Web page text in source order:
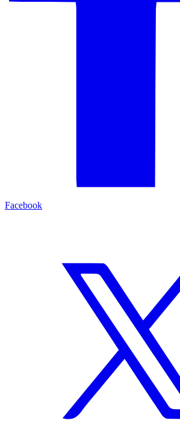
Facebook